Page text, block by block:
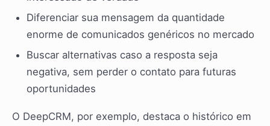
Diferenciar sua mensagem da quantidade
enorme de comunicados genéricos no mercado
Buscar alternativas caso a resposta seja
negativa, sem perder o contato para futuras
oportunidades
O DeepCRM, por exemplo, destaca o histórico em